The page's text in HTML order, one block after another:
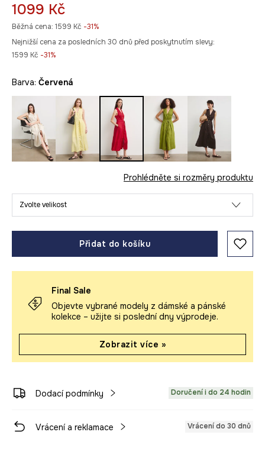
1099 Kč
Běžná cena: 1599 Kč -31%
Nejnižší cena za posledních 30 dnů před poskytnutím slevy:
1599 Kč -31%
Barva: červená
Prohlédněte si rozměry produktu
Zvolte velikost
Přidat do košíku
Final Sale
Objevte vybrané modely z dámské a pánské
kolekce – užijte si poslední dny výprodeje.
Zobrazit více »
Dodací podmínky Doručení i do 24 hodin
Vrácení a reklamace Vrácení do 30 dnů